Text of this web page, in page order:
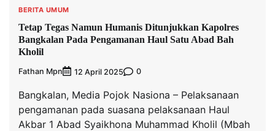
BERITA UMUM
Tetap Tegas Namun Humanis Ditunjukkan Kapolres
Bangkalan Pada Pengamanan Haul Satu Abad Bah
Kholil
Fathan Mpn 12 April 2025 0
Bangkalan, Media Pojok Nasiona – Pelaksanaan
pengamanan pada suasana pelaksanaan Haul
Akbar 1 Abad Syaikhona Muhammad Kholil (Mbah